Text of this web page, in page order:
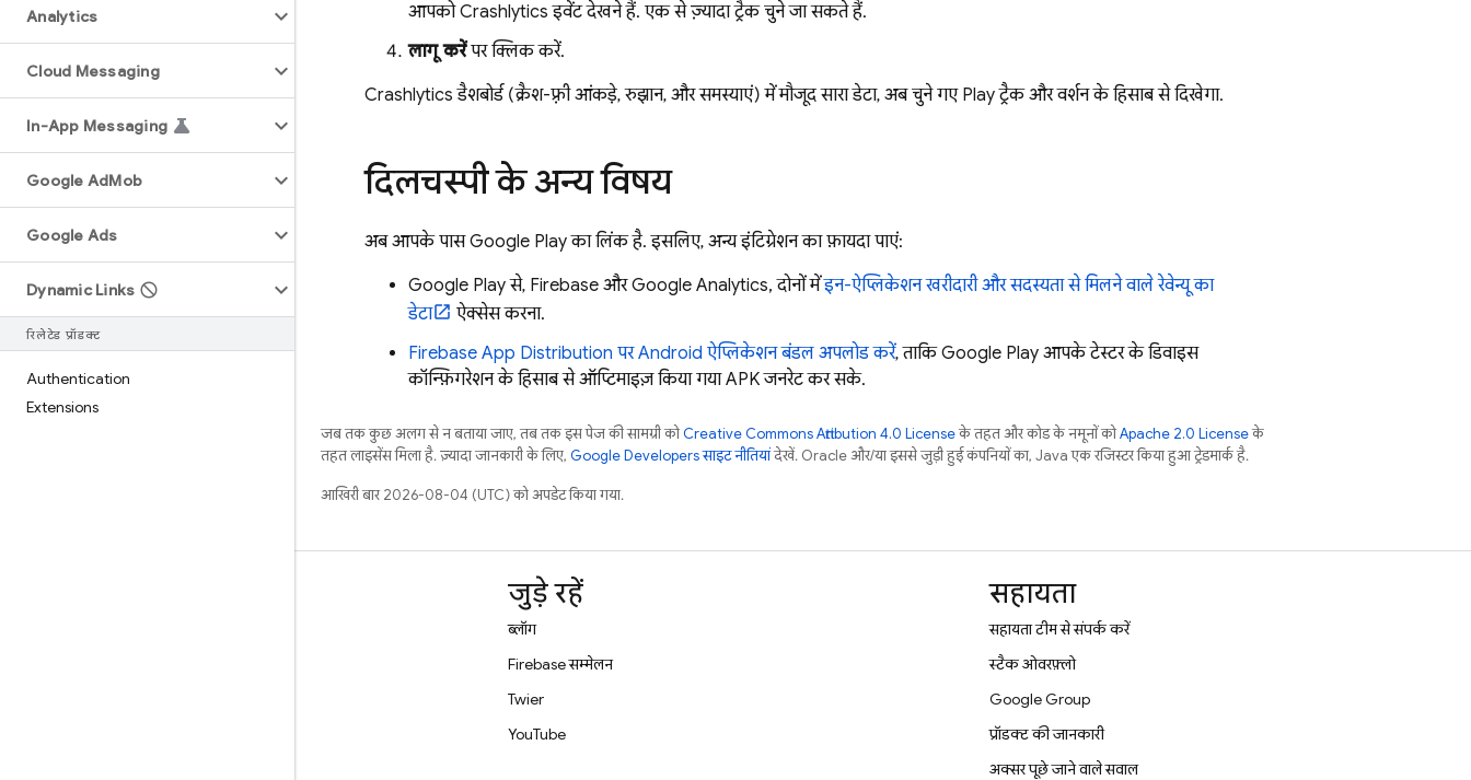
Analytics
Cloud Messaging
In-App Messaging
Google AdMob
Google Ads
Dynamic Links
रिलेटेड प्रॉडक्ट
Authentication
Extensions
आपकोCrashlytics इवेंट देखने हैं. एक से ज़्यादा ट्रैक चुने जा सकते हैं.
लागू करेंपर क्लिक करें.
Crashlytics डैशबोर्ड (क्रैश-फ़्री आंकड़े, रुझान, और समस्याएं) में मौजूद सारा डेटा, अब चुने गए Playट्रैक और वर्शन के हिसाब से दिखेगा.
दिलचस्पी के अन्य विषय
अब आपके पासGoogle Playका लिंक है. इसलिए, अन्य इंटिग्रेशन का फ़ायदा पाएं:
Google Playसे, Firebase औरGoogle Analytics, दोनों मेंइन-ऐप्लिकेशन खरीदारी और सदस्यता से मिलने वाले रेवेन्यू का
डेटा
ऐक्सेस करना.
Firebase App Distribution पर Android ऐप्लिकेशन बंडल अपलोड करें, ताकिGoogle Play आपके टेस्टर के डिवाइस
कॉन्फ़िगरेशन के हिसाब से ऑप्टिमाइज़ किया गया APK जनरेट कर सके.
जब तक कुछ अलग से न बताया जाए, तब तक इस पेज की सामग्री कोCreative Commons Attribution 4.0 Licenseके तहत और कोड के नमूनों कोApache 2.0 Licenseके
तहत लाइसेंस मिला है. ज़्यादा जानकारी के लिए, Google Developers साइट नीतियांदेखें. Oracle और/या इससे जुड़ी हुई कंपनियों का, Java एक रजिस्टर किया हुआ ट्रेडमार्क है.
आखिरी बार 2026-08-04 (UTC) को अपडेट किया गया.
जुड़े रहें
ब्लॉग
Firebase सम्मेलन
Twitter
YouTube
सहायता
सहायता टीम से संपर्क करें
स्टैक ओवरफ़्लो
Google Group
प्रॉडक्ट की जानकारी
अक्सर पूछे जाने वाले सवाल